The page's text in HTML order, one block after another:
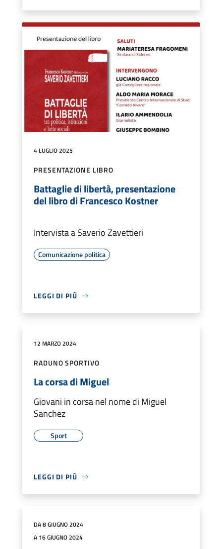
4 LUGLIO 2025
PRESENTAZIONE LIBRO
Battaglie di libertà, presentazione
del libro di Francesco Kostner
Intervista a Saverio Zavettieri
Comunicazione politica
LEGGI DI PIÙ
12 MARZO 2024
RADUNO SPORTIVO
La corsa di Miguel
Giovani in corsa nel nome di Miguel
Sanchez
Sport
LEGGI DI PIÙ
DA 8 GIUGNO 2024
A 16 GIUGNO 2024